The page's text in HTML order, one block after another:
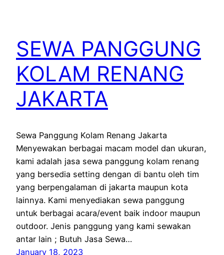
SEWA PANGGUNG
KOLAM RENANG
JAKARTA
Sewa Panggung Kolam Renang Jakarta
Menyewakan berbagai macam model dan ukuran,
kami adalah jasa sewa panggung kolam renang
yang bersedia setting dengan di bantu oleh tim
yang berpengalaman di jakarta maupun kota
lainnya. Kami menyediakan sewa panggung
untuk berbagai acara/event baik indoor maupun
outdoor. Jenis panggung yang kami sewakan
antar lain ; Butuh Jasa Sewa…
January 18, 2023